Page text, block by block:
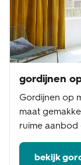
gordijnen
Gordijnen op
maat
ruime aanbod
bekijk